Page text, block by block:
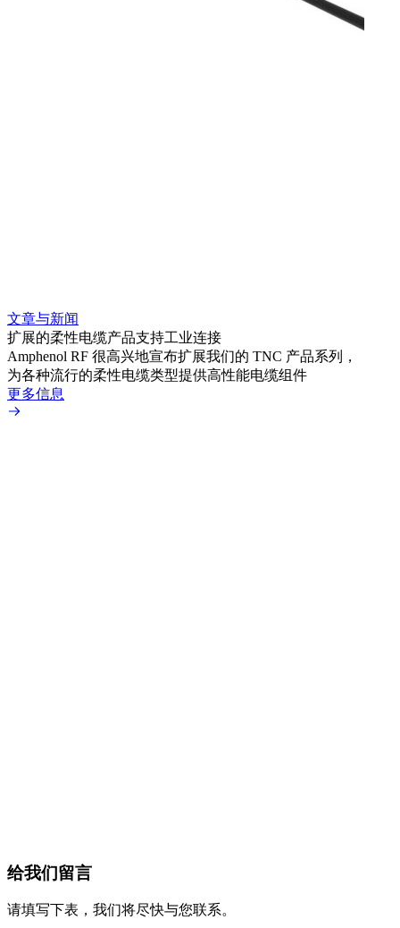
文章与新闻
扩展的柔性电缆产品支持工业连接
Amphenol RF 很高兴地宣布扩展我们的 TNC 产品系列，
为各种流行的柔性电缆类型提供高性能电缆组件
更多信息
给我们留言
请填写下表，我们将尽快与您联系。